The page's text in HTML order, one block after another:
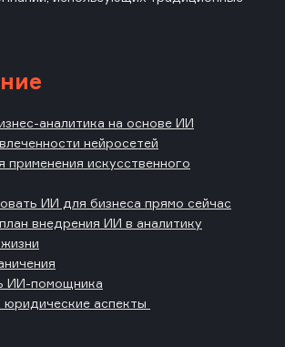
аналитика на основе ИИ
нейросетей
применения искусственного
ИИ для бизнеса прямо сейчас
внедрения ИИ в аналитику
ИИ-помощника
юридические аспекты